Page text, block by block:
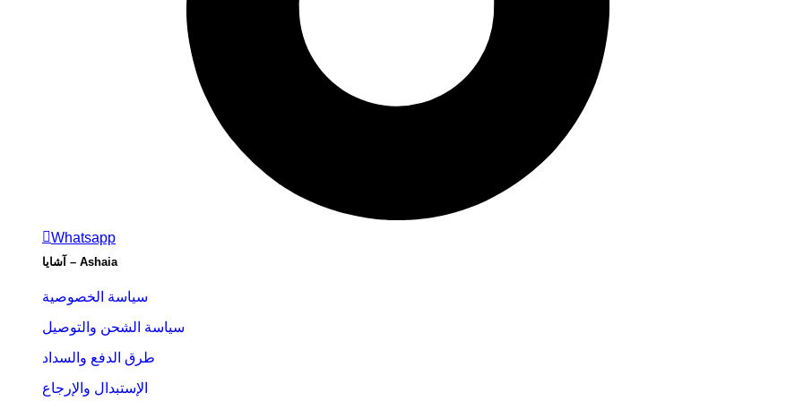
Whatsapp
Ashaia – آشايا
سياسة الخصوصية
سياسة الشحن والتوصيل
طرق الدفع والسداد
الإستبدال والإرجاع